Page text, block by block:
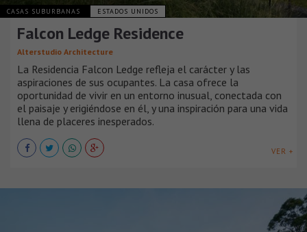
CASAS SUBURBANAS ESTADOS UNIDOS
Falcon Ledge Residence
Alterstudio Architecture
La Residencia Falcon Ledge refleja el carácter y las
aspiraciones de sus ocupantes. La casa ofrece la
oportunidad de vivir en un entorno inusual, conectada con
el paisaje y erigiéndose en él, y una inspiración para una vida
llena de placeres inesperados.
VER +